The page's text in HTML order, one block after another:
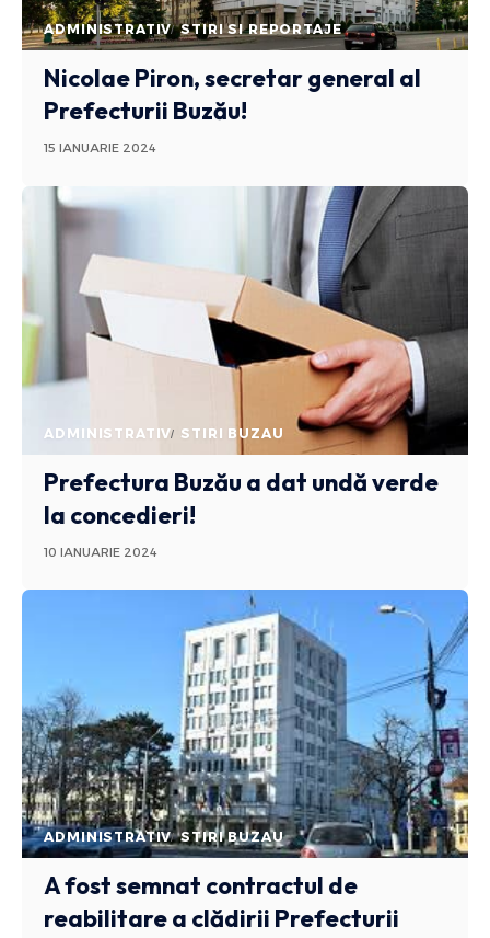
ADMINISTRATIV STIRI SI REPORTAJE
Nicolae Piron, secretar general al
Prefecturii Buzău!
15 IANUARIE 2024
ADMINISTRATIV STIRI BUZAU
Prefectura Buzău a dat undă verde
la concedieri!
10 IANUARIE 2024
ADMINISTRATIV STIRI BUZAU
A fost semnat contractul de
reabilitare a clădirii Prefecturii